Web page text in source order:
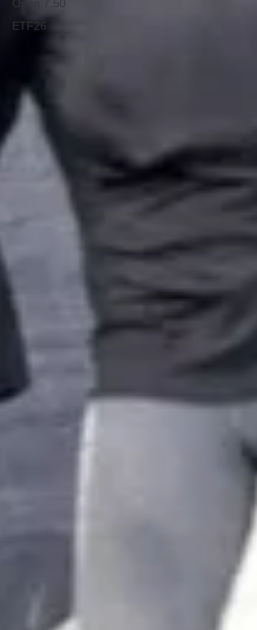
Open 7.50
ETF26